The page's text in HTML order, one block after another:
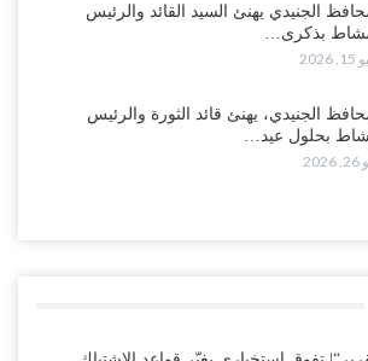
وسفن تعلن: “لا توجد شحنة…
غضب حضرموت..!
استقالته.. والخلافات تعصف بالرئاسي وصراع
السعودي.. الإصلاح يجدد اتهامه لطارق
الجنيدي يهنئ السيد القائد والرئيس
بذكرى…
الجنيدي، يهنئ قائد الثورة والرئيس
بحلول عيد…